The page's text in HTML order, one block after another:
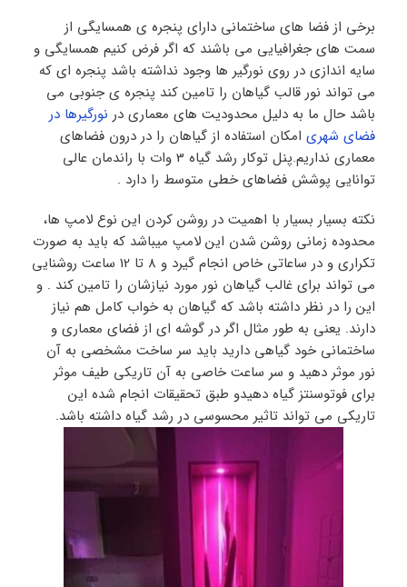
برخی از فضا های ساختمانی دارای پنجره ی همسایگی از
سمت های جغرافیایی می باشند که اگر فرض کنیم همسایگی و
سایه اندازی در روی نورگیر ها وجود نداشته باشد پنجره ای که
می تواند نور قالب گیاهان را تامین کند پنجره ی جنوبی می
باشد حال ما به دلیل محدودیت های معماری در نورگیرها در
فضای شهری امکان استفاده از گیاهان را در درون فضاهای
معماری نداریم.پنل توکار رشد گیاه 3 وات با راندمان عالی
توانایی پوشش فضاهای خطی متوسط را دارد .
نکته بسیار بسیار با اهمیت در روشن کردن این نوع لامپ ها،
محدوده زمانی روشن شدن این لامپ میباشد که باید به صورت
تکراری و در ساعاتی خاص انجام گیرد و 8 تا 12 ساعت روشنایی
می تواند برای غالب گیاهان نور مورد نیازشان را تامین کند . و
این را در نظر داشته باشد که گیاهان به خواب کامل هم نیاز
دارند. یعنی به طور مثال اگر در گوشه ای از فضای معماری و
ساختمانی خود گیاهی دارید باید سر ساخت مشخصی به آن
نور موثر دهید و سر ساعت خاصی به آن تاریکی طیف موثر
برای فوتوسنتز گیاه دهیدو طبق تحقیقات انجام شده این
تاریکی می تواند تاثیر محسوسی در رشد گیاه داشته باشد.